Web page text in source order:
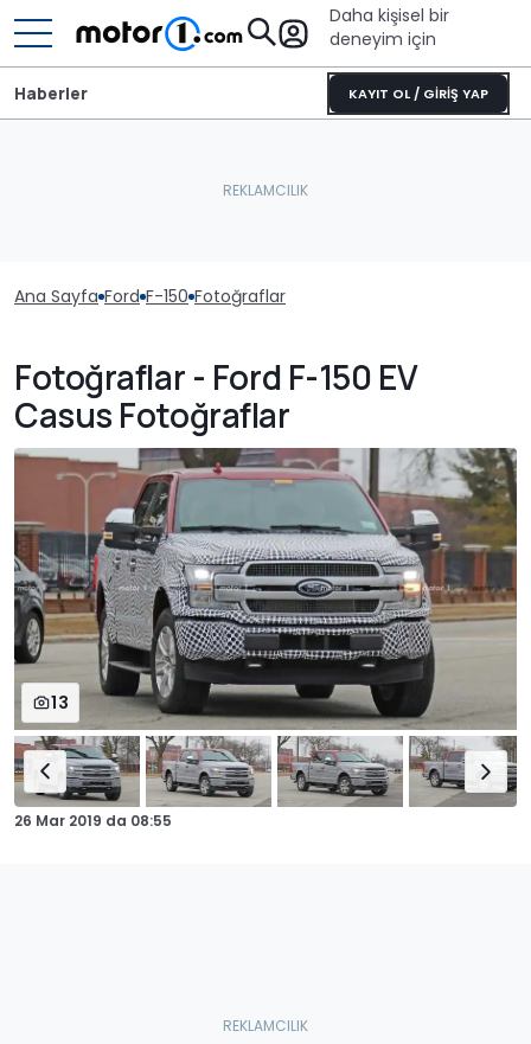
Daha kişisel bir
deneyim için
KAYIT OL / GİRİŞ YAP
Haberler
Ana Sayfa Ford F-150 Fotoğraflar
Fotoğraflar - Ford F-150 EV
Casus Fotoğraflar
13
26 Mar 2019 da 08:55